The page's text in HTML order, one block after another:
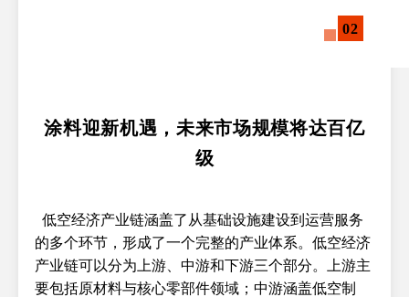
02
涂料迎新机遇，未来市场规模将达百亿
级
低空经济产业链涵盖了从基础设施建设到运营服务
的多个环节，形成了一个完整的产业体系。低空经济
产业链可以分为上游、中游和下游三个部分。上游主
要包括原材料与核心零部件领域；中游涵盖低空制